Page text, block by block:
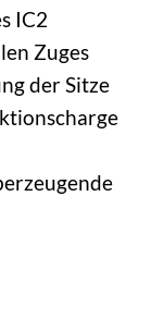
IC2
Zuges
der Sitze